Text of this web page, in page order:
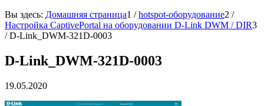
Вы здесь: Домашняя страница1 / hotspot-оборудование2 /
Настройка CaptivePortal на оборудовании D-Link DWM / DIR3
/ D-Link_DWM-321D-0003
D-Link_DWM-321D-0003
19.05.2020